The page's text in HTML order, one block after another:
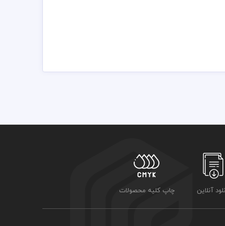
می‌تواند نیاز شما را برطرف کند.
تهیه بسته های اشتراک ویژه به هزاران طرح لایه باز
شده است برای استفاده و چاپ رعایت نکات زیر الزامی می
جهت ویرایش از نرم افزار فتوشاپ استفاده نمائید
ویژه استفاده نمائید و فاکتور رایگان دانلود نمائید
رنگی . مد رنگی و کیفیت مناسب عکس و وکتور به عهده
آنلاین چاپ کلیه محصولات